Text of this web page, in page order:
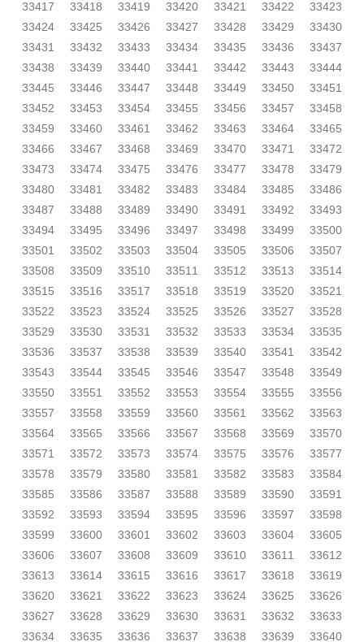
33417
33418 33419 33420 33421 33422
33423
33424
33425 33426 33427 33428 33429
33430
33431
33432 33433 33434 33435 33436
33437
33438
33439 33440 33441 33442 33443
33444
33445
33446 33447 33448 33449 33450
33451
33452
33453 33454 33455 33456 33457
33458
33459
33460 33461 33462 33463 33464
33465
33466
33467 33468 33469 33470 33471
33472
33473
33474 33475 33476 33477 33478
33479
33480
33481 33482 33483 33484 33485
33486
33487
33488 33489 33490 33491 33492
33493
33494
33495 33496 33497 33498 33499
33500
33501
33502 33503 33504 33505 33506
33507
33508
33509 33510 33511 33512 33513
33514
33515
33516 33517 33518 33519 33520
33521
33522
33523 33524 33525 33526 33527
33528
33529
33530 33531 33532 33533 33534
33535
33536
33537 33538 33539 33540 33541
33542
33543
33544 33545 33546 33547 33548
33549
33550
33551 33552 33553 33554 33555
33556
33557
33558 33559 33560 33561 33562
33563
33564
33565 33566 33567 33568 33569
33570
33571
33572 33573 33574 33575 33576
33577
33578
33579 33580 33581 33582 33583
33584
33585
33586 33587 33588 33589 33590
33591
33592
33593 33594 33595 33596 33597
33598
33599
33600 33601 33602 33603 33604
33605
33606
33607 33608 33609 33610 33611
33612
33613
33614 33615 33616 33617 33618
33619
33620
33621 33622 33623 33624 33625
33626
33627
33628 33629 33630 33631 33632
33633
33634
33635 33636 33637 33638 33639 33640